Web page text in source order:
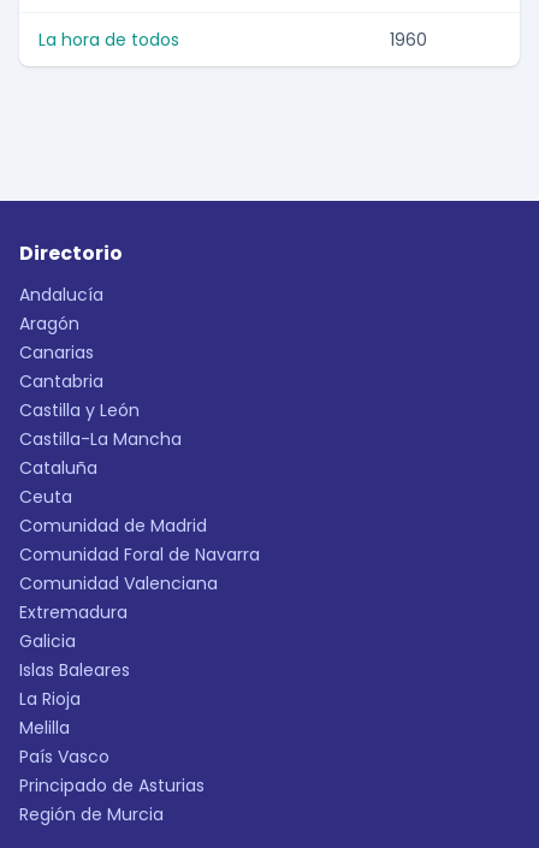
La hora de todos 1960
Directorio
Andalucía
Aragón
Canarias
Cantabria
Castilla y León
Castilla-La Mancha
Cataluña
Ceuta
Comunidad de Madrid
Comunidad Foral de Navarra
Comunidad Valenciana
Extremadura
Galicia
Islas Baleares
La Rioja
Melilla
País Vasco
Principado de Asturias
Región de Murcia